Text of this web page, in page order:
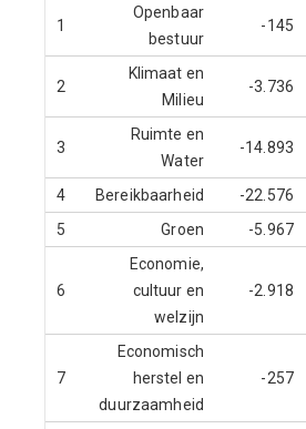
1
Openbaar
bestuur
-145
2
Klimaat en
Milieu
-3.736
3
Ruimte en
Water
-14.893
4 Bereikbaarheid -22.576
5
Groen -5.967
6
Economie,
cultuur en
welzijn
-2.918
7
Economisch
herstel en
duurzaamheid
-257